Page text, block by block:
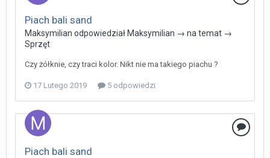
Piach bali sand
Maksymilian odpowiedziałMaksymilian → na temat →
Sprzęt
Czy żółknie, czy traci kolor. Nikt nie ma takiego piachu ?
17 Lutego 2019 5 odpowiedzi
Piach bali sand